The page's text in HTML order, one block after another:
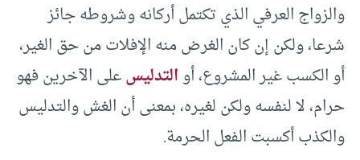
والزواج العرفي الذي تكتمل أركانه وشروطه جائز
شرعا، ولكن إن كان الغرض منه الإفلات من حق الغير،
أو الكسب غير المشروع، أوالتدليسعلى الآخرين فهو
حرام، لا لنفسه ولكن لغيره، بمعنى أن الغش والتدليس
والكذب أكسبت الفعل الحرمة.